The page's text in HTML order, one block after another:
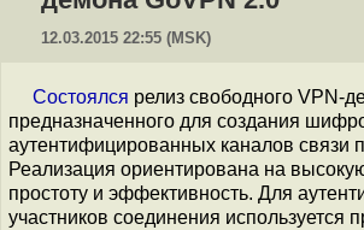
12.03.2015 22:55 (MSK)
Состоялся релиз свободного VPN-
предназначенного для создания
аутентифицированных каналов связи
Реализация ориентирована на
простоту и эффективность. Для
участников соединения используется